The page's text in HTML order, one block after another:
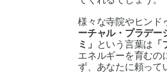
様々な寺院やヒンド
ーチャル・プラデー
ミ」 という言葉は 「
エネルギーを育むの
ず、あなたに頼って